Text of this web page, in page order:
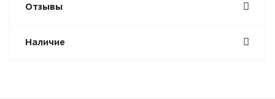
Отзывы
Наличие